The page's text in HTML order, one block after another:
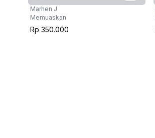
Marhen J
Memuaskan
Rp 350.000